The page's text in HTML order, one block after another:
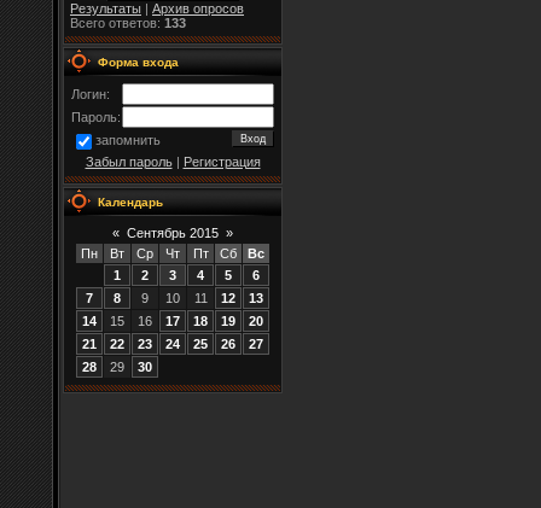
Результаты
Архив опросов
Всего ответов: 133
Форма входа
Логин:
Пароль:
запомнить
Забыл пароль| Регистрация
Календарь
« Сентябрь 2015 »
Пн
Вт Ср Чт Пт Сб
Вс
1
2 3 4 5
6
7
8 9 10 11 12
13
14
15 16 17 18 19
20
21
22 23 24 25 26
27
28
29 30